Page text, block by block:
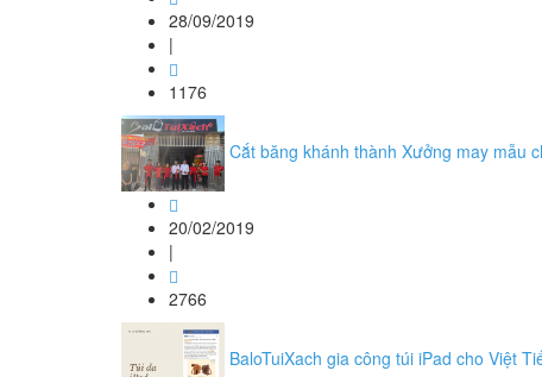
28/09/2019
|
1176
Cắt băng khánh thành Xưởng may mẫu
20/02/2019
|
2766
BaloTuiXach gia công túi iPad cho Việt